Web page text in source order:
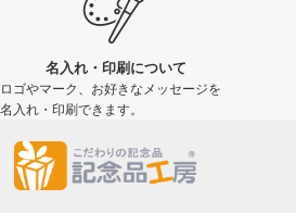
名入れ・印刷について
ロゴやマーク、お好きなメッセージを
名入れ・印刷できます。